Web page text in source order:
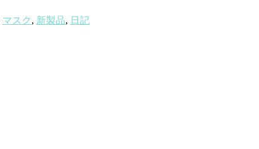
マスク , 新製品, 日記